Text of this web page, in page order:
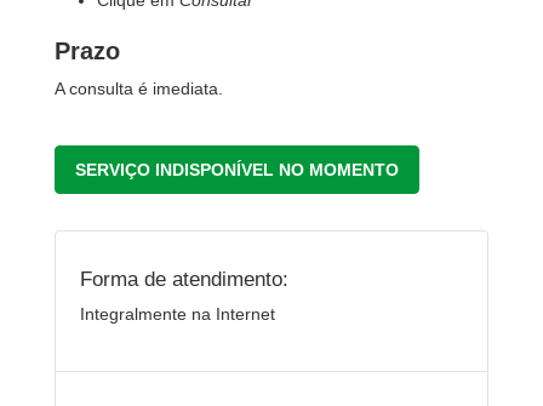
Prazo
A consulta é imediata.
SERVIÇO INDISPONÍVEL NO MOMENTO
Forma de atendimento:
Integralmente na Internet